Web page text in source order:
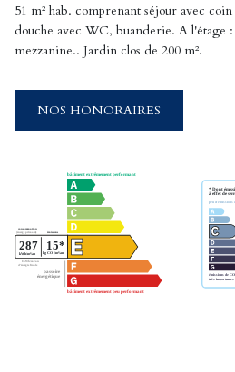
51 m² hab. comprenant séjour avec
douche avec WC, buanderie. A l'étage
mezzanine.. Jardin clos de 200 m².
NOS HONORAIRES